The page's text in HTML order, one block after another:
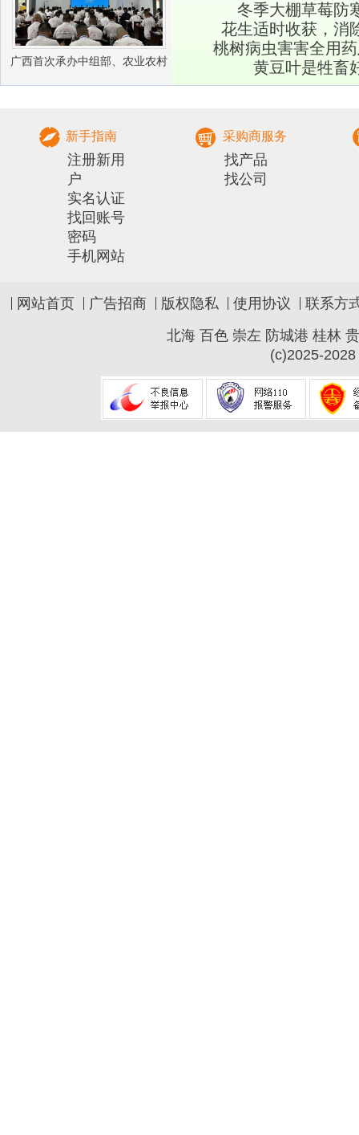
广西首次承办中组部、农业农村
部农村实用人才 带头人培训兽医
冬季大棚草莓防
花生适时收获，消
桃树病虫害害全用
黄豆叶是牲畜
新手指南
注册新用
户
实名认证
找回账号
密码
手机网站
采购商服务
找产品
找公司
网站首页 广告招商 版权隐私 使用协议
联系方
北海 百色 崇左 防城港 桂林
(c)2025-